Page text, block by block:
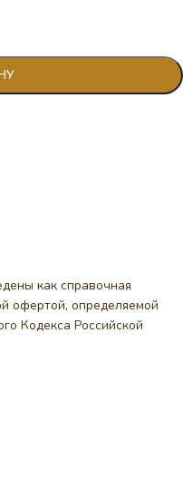
как справочная
офертой, определяемой
Кодекса Российской